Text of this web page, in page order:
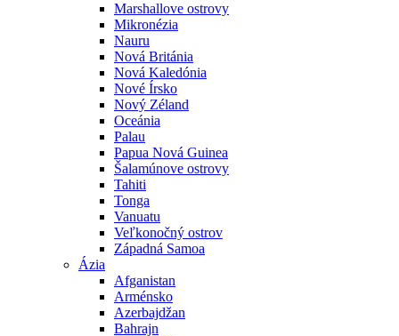
Marshallove ostrovy
Mikronézia
Nauru
Nová Británia
Nová Kaledónia
Nové Írsko
Nový Zéland
Oceánia
Palau
Papua Nová Guinea
Šalamúnove ostrovy
Tahiti
Tonga
Vanuatu
Veľkonočný ostrov
Západná Samoa
Ázia
Afganistan
Arménsko
Azerbajdžan
Bahrajn